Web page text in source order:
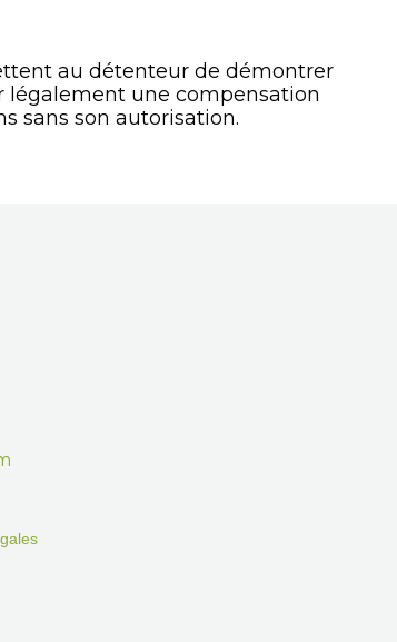
au détenteur de démontrer
légalement une compensation
sans son autorisation.